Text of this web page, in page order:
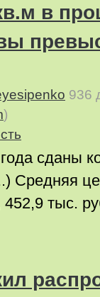
в
936
)
сданы
Средняя
452,9 тыс.